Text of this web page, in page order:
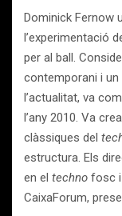
Dominick Fernow
l’experimentació
per al ball.
contemporani i
l’actualitat, va
l’any 2010. Va
clàssiques del
estructura. Els
en el techno fosc i
CaixaForum,